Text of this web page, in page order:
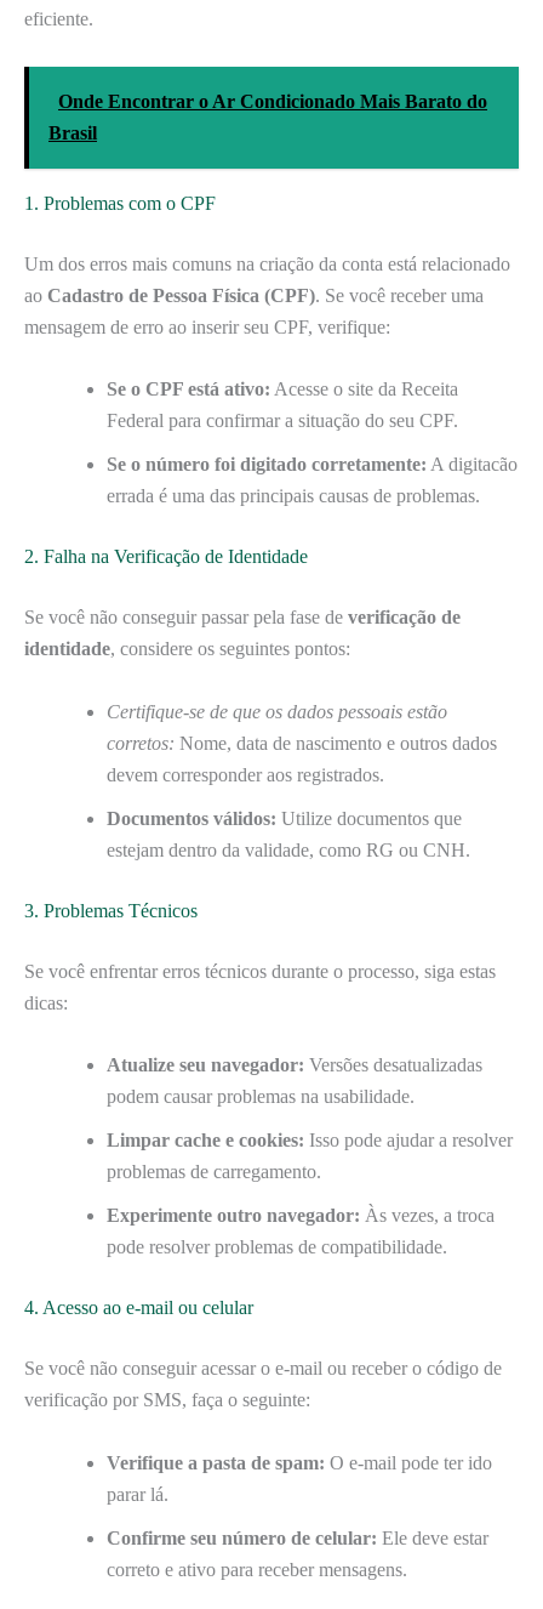
eficiente.
Onde Encontrar o Ar Condicionado Mais Barato do
Brasil
1. Problemas com o CPF
Um dos erros mais comuns na criação da conta está relacionado
ao Cadastro de Pessoa Física (CPF). Se você receber uma
mensagem de erro ao inserir seu CPF, verifique:
Se o CPF está ativo: Acesse o site da Receita
Federal para confirmar a situação do seu CPF.
Se o número foi digitado corretamente: A digitacão
errada é uma das principais causas de problemas.
2. Falha na Verificação de Identidade
Se você não conseguir passar pela fase de verificação de
identidade, considere os seguintes pontos:
Certifique-se de que os dados pessoais estão
corretos: Nome, data de nascimento e outros dados
devem corresponder aos registrados.
Documentos válidos: Utilize documentos que
estejam dentro da validade, como RG ou CNH.
3. Problemas Técnicos
Se você enfrentar erros técnicos durante o processo, siga estas
dicas:
Atualize seu navegador: Versões desatualizadas
podem causar problemas na usabilidade.
Limpar cache e cookies: Isso pode ajudar a resolver
problemas de carregamento.
Experimente outro navegador: Às vezes, a troca
pode resolver problemas de compatibilidade.
4. Acesso ao e-mail ou celular
Se você não conseguir acessar o e-mail ou receber o código de
verificação por SMS, faça o seguinte:
Verifique a pasta de spam: O e-mail pode ter ido
parar lá.
Confirme seu número de celular: Ele deve estar
correto e ativo para receber mensagens.